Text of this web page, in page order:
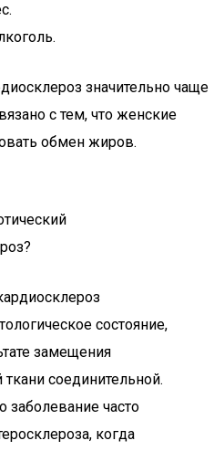
значительно чаще
с тем, что женские
обмен жиров.
состояние,
замещения
соединительной.
заболевание часто
когда